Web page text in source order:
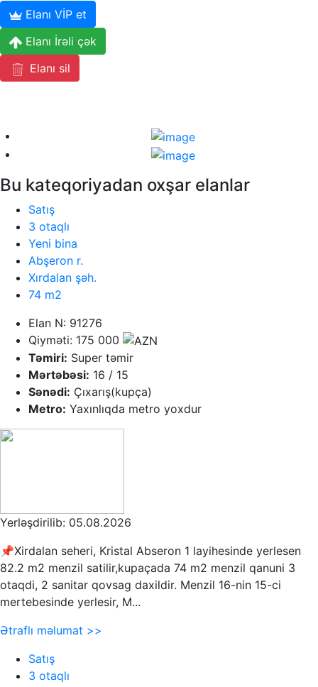
Elanı VİP et
Elanı İrəli çək
Elanı sil
Bu kateqoriyadan oxşar elanlar
Satış
3 otaqlı
Yeni bina
Abşeron r.
Xırdalan şəh.
74 m2
Elan N: 91276
Qiyməti: 175 000
Təmiri: Super təmir
Mərtəbəsi: 16 / 15
Sənədi: Çıxarış(kupça)
Metro: Yaxınlıqda metro yoxdur
Yerləşdirilib: 05.08.2026
📌Xirdalan seheri, Kristal Abseron 1 layihesinde yerlesen
82.2 m2 menzil satilir,kupaçada 74 m2 menzil qanuni 3
otaqdi, 2 sanitar qovsag daxildir. Menzil 16-nin 15-ci
mertebesinde yerlesir, M...
Ətraflı məlumat >>
Satış
3 otaqlı